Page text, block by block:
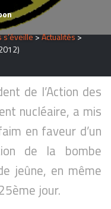
s’éveille>Actualités>
de l’Action des
nucléaire, a mis
en faveur d’un
de la bombe
jeûne, en même
jour.